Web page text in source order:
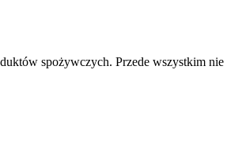
spożywczych. Przede wszystkim nie